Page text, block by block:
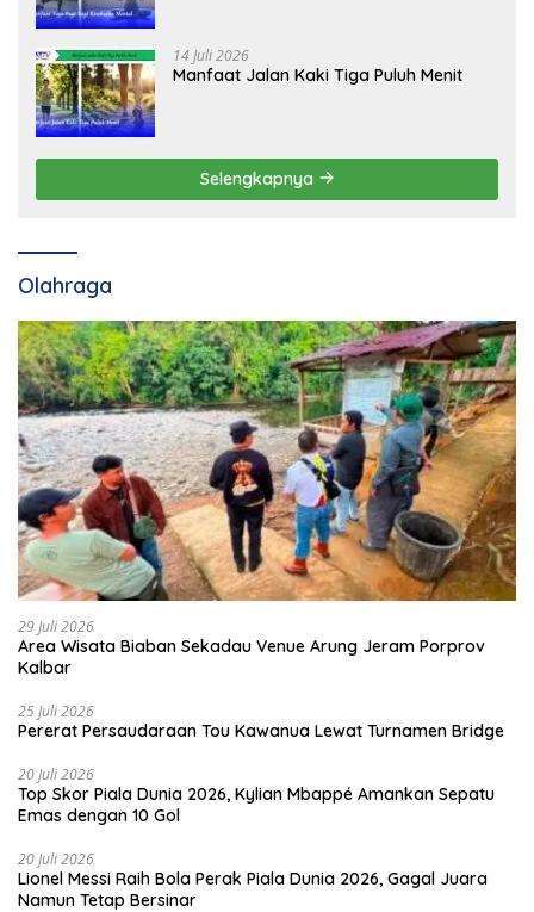
14 Juli 2026
Manfaat Jalan Kaki Tiga Puluh Menit
Selengkapnya
Olahraga
29 Juli 2026
Area Wisata Biaban Sekadau Venue Arung Jeram Porprov
Kalbar
25 Juli 2026
Pererat Persaudaraan Tou Kawanua Lewat Turnamen Bridge
20 Juli 2026
Top Skor Piala Dunia 2026, Kylian Mbappé Amankan Sepatu
Emas dengan 10 Gol
20 Juli 2026
Lionel Messi Raih Bola Perak Piala Dunia 2026, Gagal Juara
Namun Tetap Bersinar